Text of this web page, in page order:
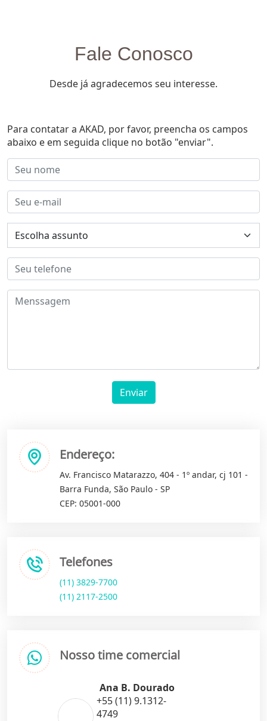
Fale Conosco
Desde já agradecemos seu interesse.
Para contatar a AKAD, por favor, preencha os campos
abaixo e em seguida clique no botão "enviar".
Enviar
Endereço:
Av. Francisco Matarazzo, 404 - 1º andar, cj 101 -
Barra Funda, São Paulo - SP
CEP: 05001-000
Telefones
(11) 3829-7700
(11) 2117-2500
Nosso time comercial
Ana B. Dourado
+55 (11) 9.1312-
4749